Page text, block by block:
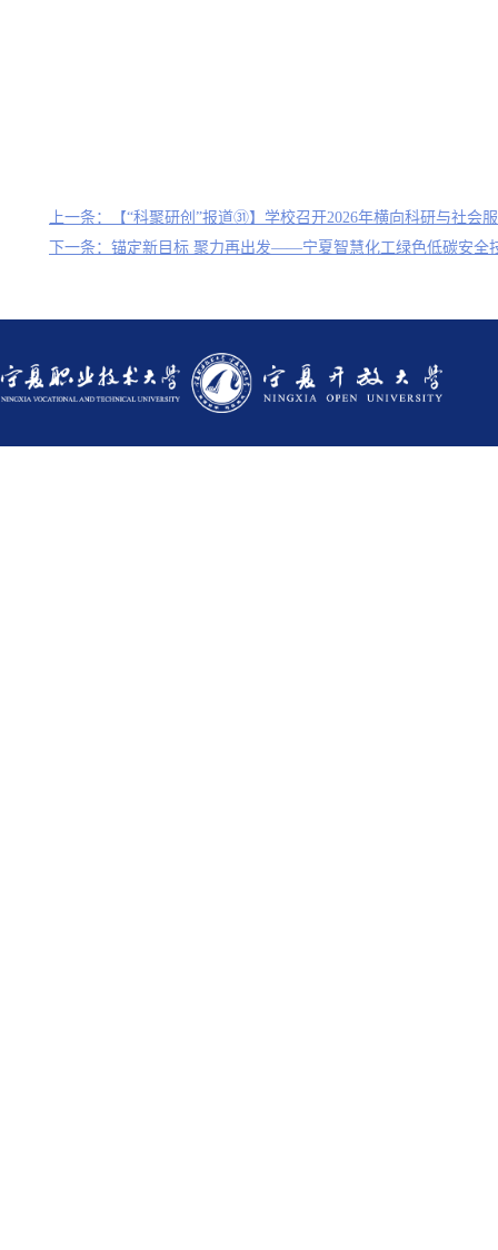
上一条：【“科聚研创”报道㉛】学校召开2026年横向科研与社会
下一条：锚定新目标 聚力再出发——宁夏智慧化工绿色低碳安全